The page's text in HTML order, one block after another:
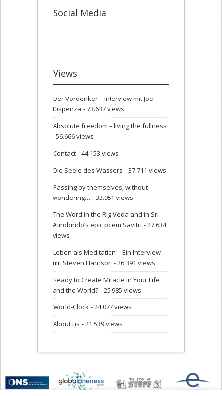
Social Media
Views
Der Vordenker – Interview mit Joe
Dispenza - 73.637 views
Absolute freedom – living the fullness
- 56.666 views
Contact - 44.153 views
Die Seele des Wassers - 37.711 views
Passing by themselves, without
wondering… - 33.951 views
The Word in the Rig-Veda and in Sri
Aurobindo‘s epic poem Savitri - 27.634
views
Leben als Meditation – Ein Interview
mit Steven Harrison - 26.391 views
Ready to Create Miracle in Your Life
and the World? - 25.985 views
World-Clock - 24.077 views
About us - 21.539 views